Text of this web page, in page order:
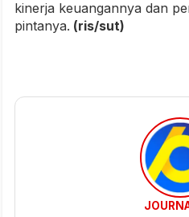
kinerja keuangannya dan
pintanya. (ris/sut)